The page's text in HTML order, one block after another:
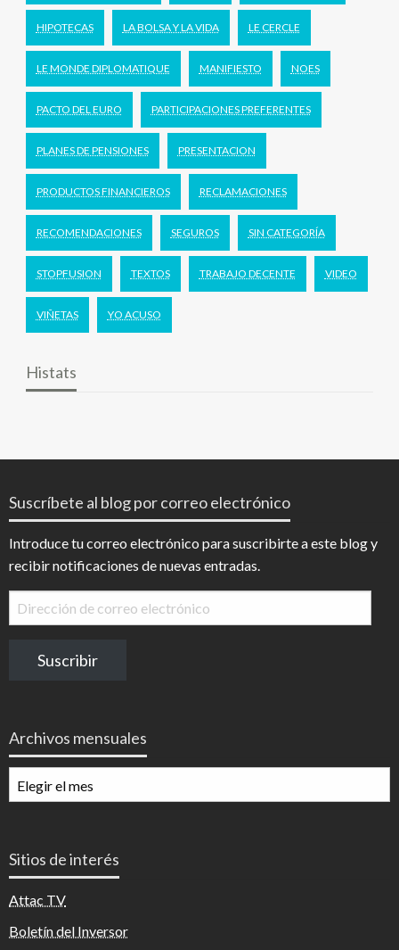
HIPOTECAS LA BOLSA Y LA VIDA LE CERCLE
LE MONDE DIPLOMATIQUE MANIFIESTO NOES
PACTO DEL EURO PARTICIPACIONES PREFERENTES
PLANES DE PENSIONES PRESENTACION
PRODUCTOS FINANCIEROS RECLAMACIONES
RECOMENDACIONES SEGUROS SIN CATEGORÍA
STOPFUSION TEXTOS TRABAJO DECENTE VIDEO
VIÑETAS YO ACUSO
Histats
Suscríbete al blog por correo electrónico
Introduce tu correo electrónico para suscribirte a este blog y
recibir notificaciones de nuevas entradas.
Dirección
de
electrónico
Suscribir
Archivos mensuales
mensuales
Sitios de interés
Attac TV
Boletín del Inversor